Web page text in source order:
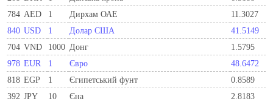
784 AED 1 Дирхам ОАЕ
11.3027
840 USD 1 Долар США
41.5149
704 VND 1000 Донг
1.5795
978 EUR 1 Євро
48.6472
818 EGP 1 Єгипетський фунт
0.8589
392 JPY 10 Єна
2.8183